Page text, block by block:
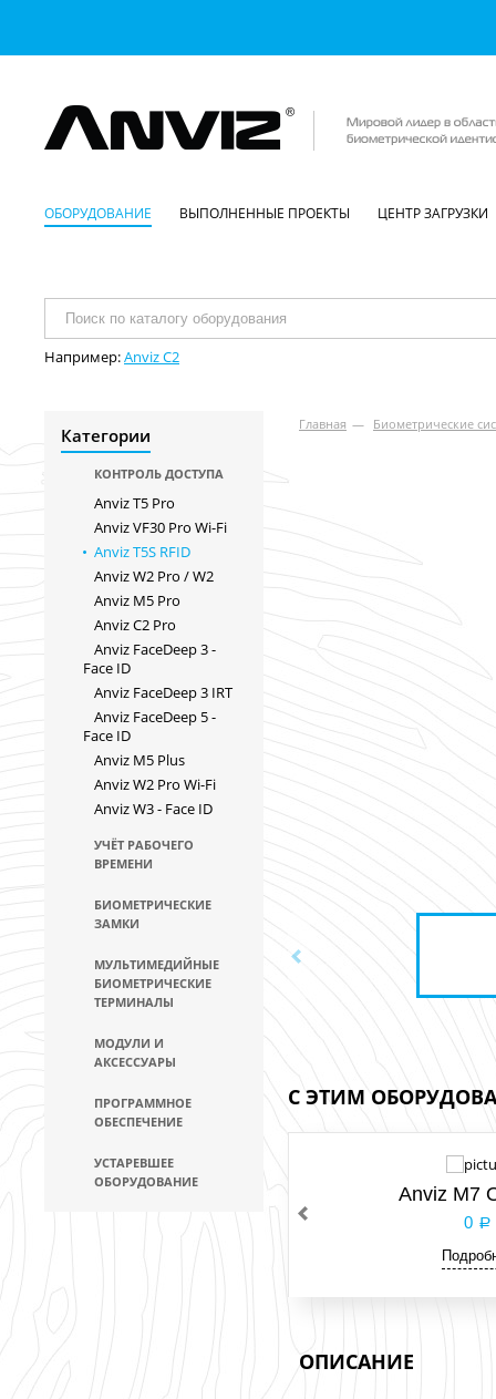
ОБОРУДОВАНИЕ ВЫПОЛНЕННЫЕ ПРОЕКТЫ ЦЕНТР ЗАГРУЗКИ
Например:Anviz C2
Категории
КОНТРОЛЬ ДОСТУПА
Anviz T5 Pro
Anviz VF30 Pro Wi-Fi
Anviz T5S RFID
Anviz W2 Pro / W2
Anviz M5 Pro
Anviz C2 Pro
Anviz FaceDeep 3 -
Face ID
Anviz FaceDeep 3 IRT
Anviz FaceDeep 5 -
Face ID
Anviz M5 Plus
Anviz W2 Pro Wi-Fi
Anviz W3 - Face ID
УЧЁТ РАБОЧЕГО
ВРЕМЕНИ
БИОМЕТРИЧЕСКИЕ
ЗАМКИ
МУЛЬТИМЕДИЙНЫЕ
БИОМЕТРИЧЕСКИЕ
ТЕРМИНАЛЫ
МОДУЛИ И
АКСЕССУАРЫ
ПРОГРАММНОЕ
ОБЕСПЕЧЕНИЕ
УСТАРЕВШЕЕ
ОБОРУДОВАНИЕ
Главная — Биометрические
С ЭТИМ
Anviz M7
0
ОПИСАНИЕ